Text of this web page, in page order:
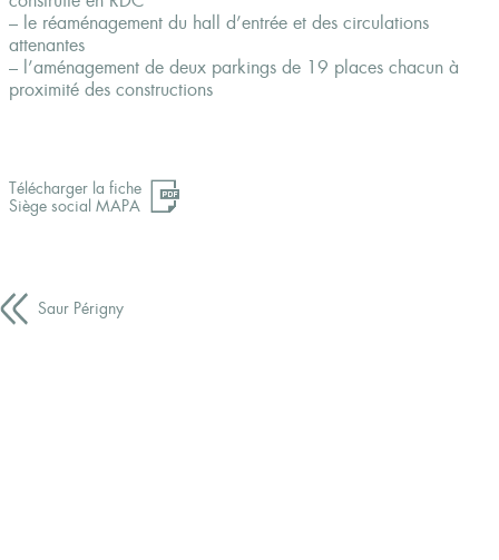
– le réaménagement du hall d’entrée et des circulations
attenantes
– l’aménagement de deux parkings de 19 places chacun à
proximité des constructions
Télécharger la fiche
Siège social MAPA
Saur Périgny